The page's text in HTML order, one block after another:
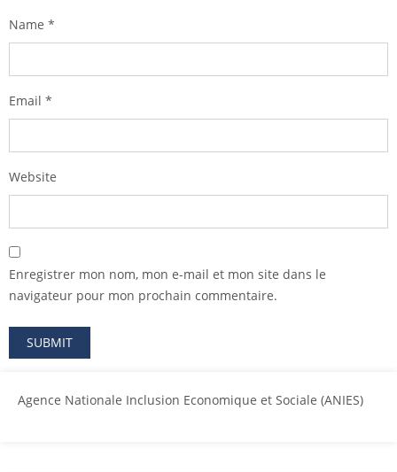
Name *
Email *
Website
Enregistrer mon nom, mon e-mail et mon site dans le
navigateur pour mon prochain commentaire.
Agence Nationale Inclusion Economique et Sociale (ANIES)